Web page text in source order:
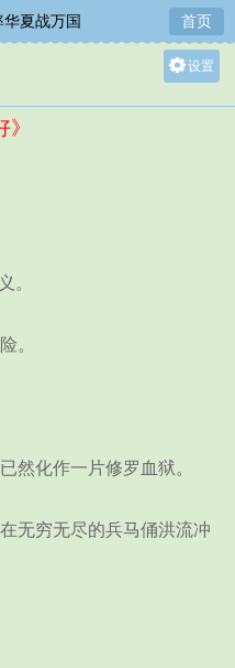
夏战万国 首页
设置
。
。
化作一片修罗血狱。
穷无尽的兵马俑洪流冲